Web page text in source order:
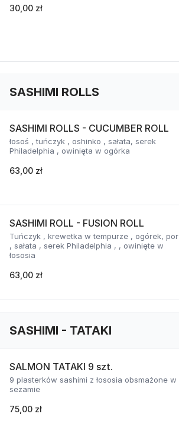
30,00 zł
SASHIMI ROLLS
SASHIMI ROLLS - CUCUMBER ROLL
łosoś , tuńczyk , oshinko , sałata, serek
Philadelphia , owinięta w ogórka
63,00 zł
SASHIMI ROLL - FUSION ROLL
Tuńczyk , krewetka w tempurze , ogórek, por
, sałata , serek Philadelphia , , owinięte w
łososia
63,00 zł
SASHIMI - TATAKI
SALMON TATAKI 9 szt.
9 plasterków sashimi z łososia obsmażone w
sezamie
75,00 zł